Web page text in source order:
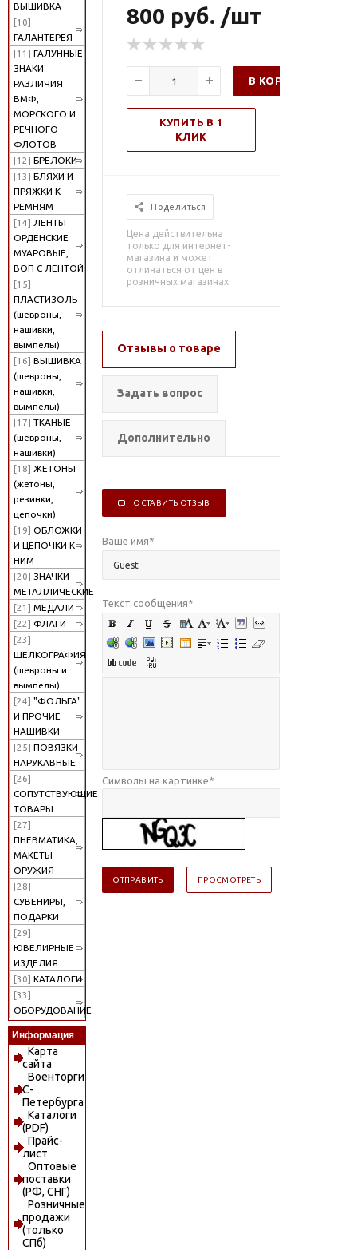
ВЫШИВКА
[10]
ГАЛАНТЕРЕЯ
[11] ГАЛУННЫЕ
ЗНАКИ
РАЗЛИЧИЯ
ВМФ,
МОРСКОГО И
РЕЧНОГО
ФЛОТОВ
[12] БРЕЛОКИ
[13] БЛЯХИ И
ПРЯЖКИ К
РЕМНЯМ
[14] ЛЕНТЫ
ОРДЕНСКИЕ
МУАРОВЫЕ,
ВОП С ЛЕНТОЙ
[15]
ПЛАСТИЗОЛЬ
(шевроны,
нашивки,
вымпелы)
[16] ВЫШИВКА
(шевроны,
нашивки,
вымпелы)
[17] ТКАНЫЕ
(шевроны,
нашивки)
[18] ЖЕТОНЫ
(жетоны,
резинки,
цепочки)
[19] ОБЛОЖКИ
И ЦЕПОЧКИ К
НИМ
[20] ЗНАЧКИ
МЕТАЛЛИЧЕСКИЕ
[21] МЕДАЛИ
[22] ФЛАГИ
[23]
ШЕЛКОГРАФИЯ
(шевроны и
вымпелы)
[24] "ФОЛЬГА"
И ПРОЧИЕ
НАШИВКИ
[25] ПОВЯЗКИ
НАРУКАВНЫЕ
[26]
СОПУТСТВУЮЩИЕ
ТОВАРЫ
[27]
ПНЕВМАТИКА,
МАКЕТЫ
ОРУЖИЯ
[28]
СУВЕНИРЫ,
ПОДАРКИ
[29]
ЮВЕЛИРНЫЕ
ИЗДЕЛИЯ
[30] КАТАЛОГИ
[33]
ОБОРУДОВАНИЕ
Информация
Карта
сайта
Военторги
С-
Петербурга
Каталоги
(PDF)
Прайс-
лист
Оптовые
поставки
(РФ, СНГ)
Розничные
продажи
(только
СПб)
800 руб. /шт
В КОРЗИНУ
КУПИТЬ В 1
КЛИК
Поделиться
Цена действительна
только для интернет-
магазина и может
отличаться от цен в
розничных магазинах
Отзывы о товаре
Задать вопрос
Дополнительно
ОСТАВИТЬ ОТЗЫВ
Ваше имя*
Текст сообщения*
Символы на картинке*